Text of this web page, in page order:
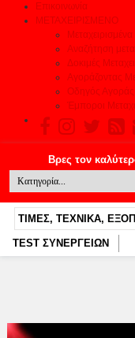
Επικοινωνία
ΜΕΤΑΧΕΙΡΙΣΜΕΝΟ
Αναζήτηση
Δοκιμές
Αγοράζοντας
Οδηγός Αγοράς
Έμποροι
TEST ΣΥΝΕΡΓΕΙΩΝ